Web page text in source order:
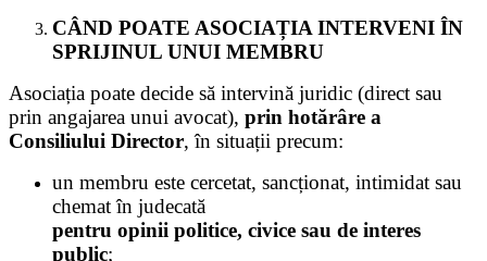
CÂND POATE ASOCIAȚIA INTERVENI ÎN
SPRIJINUL UNUI MEMBRU
Asociația poate decide să intervină juridic (direct sau
prin angajarea unui avocat), prin hotărâre a
Consiliului Director, în situații precum:
un membru este cercetat, sancționat, intimidat sau
chemat în judecată
pentru opinii politice, civice sau de interes
public;